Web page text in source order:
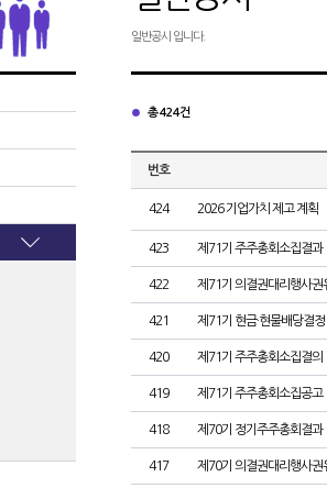
일반공시 입니다.
총 424건
번호
424 2026 기업가치 제고 계획
423 제71기 주주총회소집결과
422 제71기 의결권대리행사권
421 제71기 현금·현물배당결정
420 제71기 주주총회소집결의
419 제71기 주주총회소집공고
418 제70기 정기주주총회결과
417 제70기 의결권대리행사권